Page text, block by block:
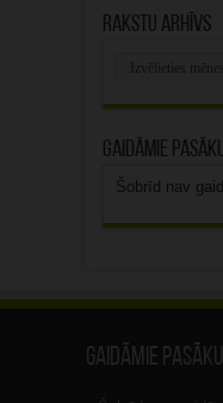
Rakstu arhīvs
Gaidāmie
Šobrīd nav
Gaidāmie